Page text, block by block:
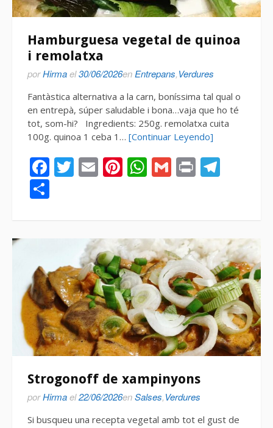
Hamburguesa vegetal de quinoa
i remolatxa
porHirmael30/06/2026en Entrepans,Verdures
Fantàstica alternativa a la carn, boníssima tal qual o
en entrepà, súper saludable i bona…vaja que ho té
tot, som-hi? Ingredients: 250g. remolatxa cuita
100g. quinoa 1 ceba 1… [Continuar Leyendo]
Facebook
Twitter
EmailPinterest
WhatsApp
Gmail
Print
Strogonoff de xampinyons
porHirmael22/06/2026enSalses,Verdures
Si busqueu una recepta vegetal amb tot el gust de